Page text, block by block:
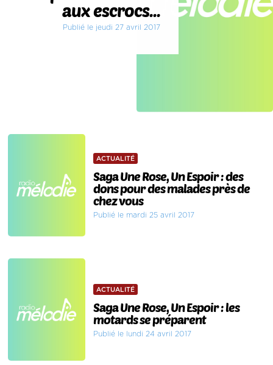
aux escrocs...
Publié le jeudi 27 avril 2017
ACTUALITÉ
Saga Une Rose, Un Espoir : des
dons pour des malades près de
chez vous
Publié le mardi 25 avril 2017
ACTUALITÉ
Saga Une Rose, Un Espoir : les
motards se préparent
Publié le lundi 24 avril 2017